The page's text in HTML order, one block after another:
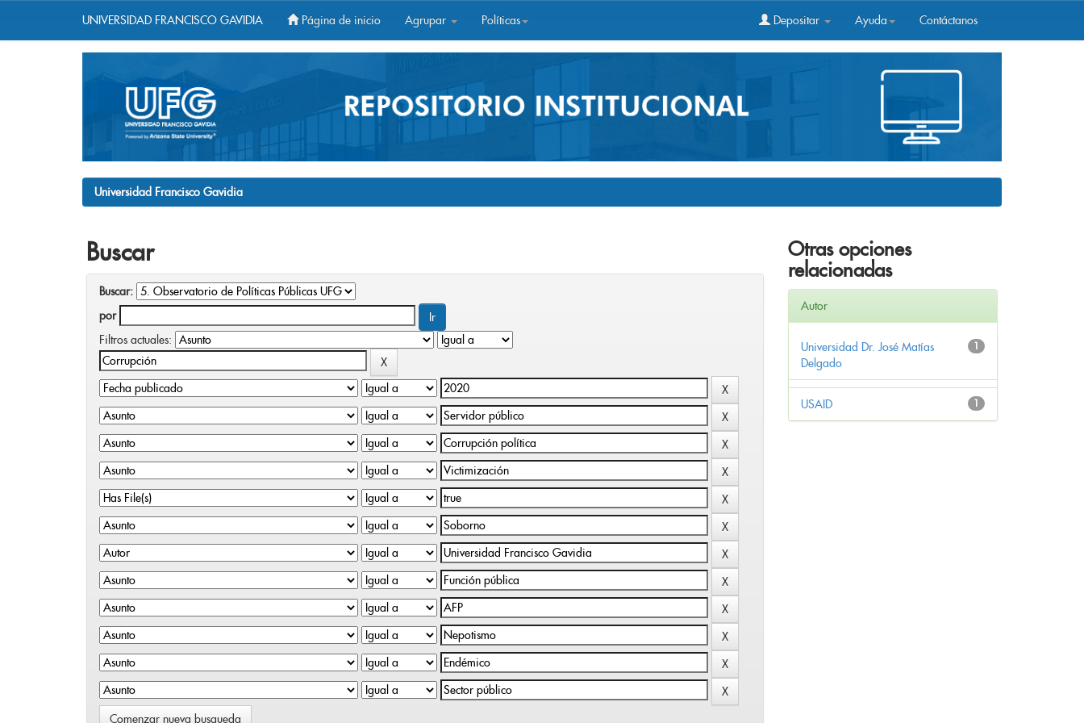
UNIVERSIDAD FRANCISCO GAVIDIA Página de inicio Agrupar Políticas Depositar Ayuda Contáctanos
Universidad Francisco Gavidia
Buscar
Buscar:
por
Filtros actuales:
Comenzar nueva busqueda
Otras opciones
relacionadas
Autor
1
Universidad Dr. José Matías
Delgado
1
USAID